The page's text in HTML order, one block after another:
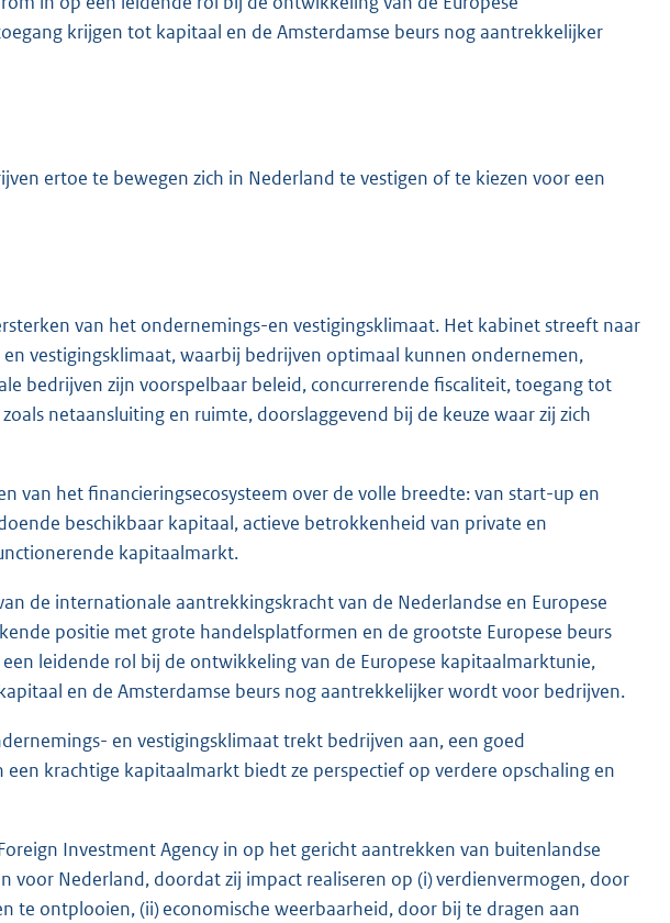
krijgen tot kapitaal en de Amsterdamse beurs nog aantrekkelijker
ertoe te bewegen zich in Nederland te vestigen of te kiezen voor een
van het ondernemings-en vestigingsklimaat. Het kabinet streeft naar
vestigingsklimaat, waarbij bedrijven optimaal kunnen ondernemen,
bedrijven zijn voorspelbaar beleid, concurrerende fiscaliteit, toegang tot
netaansluiting en ruimte, doorslaggevend bij de keuze waar zij zich
van het financieringsecosysteem over de volle breedte: van start-up en
beschikbaar kapitaal, actieve betrokkenheid van private en
kapitaalmarkt.
de internationale aantrekkingskracht van de Nederlandse en Europese
positie met grote handelsplatformen en de grootste Europese beurs
leidende rol bij de ontwikkeling van de Europese kapitaalmarktunie,
en de Amsterdamse beurs nog aantrekkelijker wordt voor bedrijven.
en vestigingsklimaat trekt bedrijven aan, een goed
een krachtige kapitaalmarkt biedt ze perspectief op verdere opschaling en
Investment Agency in op het gericht aantrekken van buitenlandse
voor Nederland, doordat zij impact realiseren op (i) verdienvermogen, door
te ontplooien, (ii) economische weerbaarheid, door bij te dragen aan